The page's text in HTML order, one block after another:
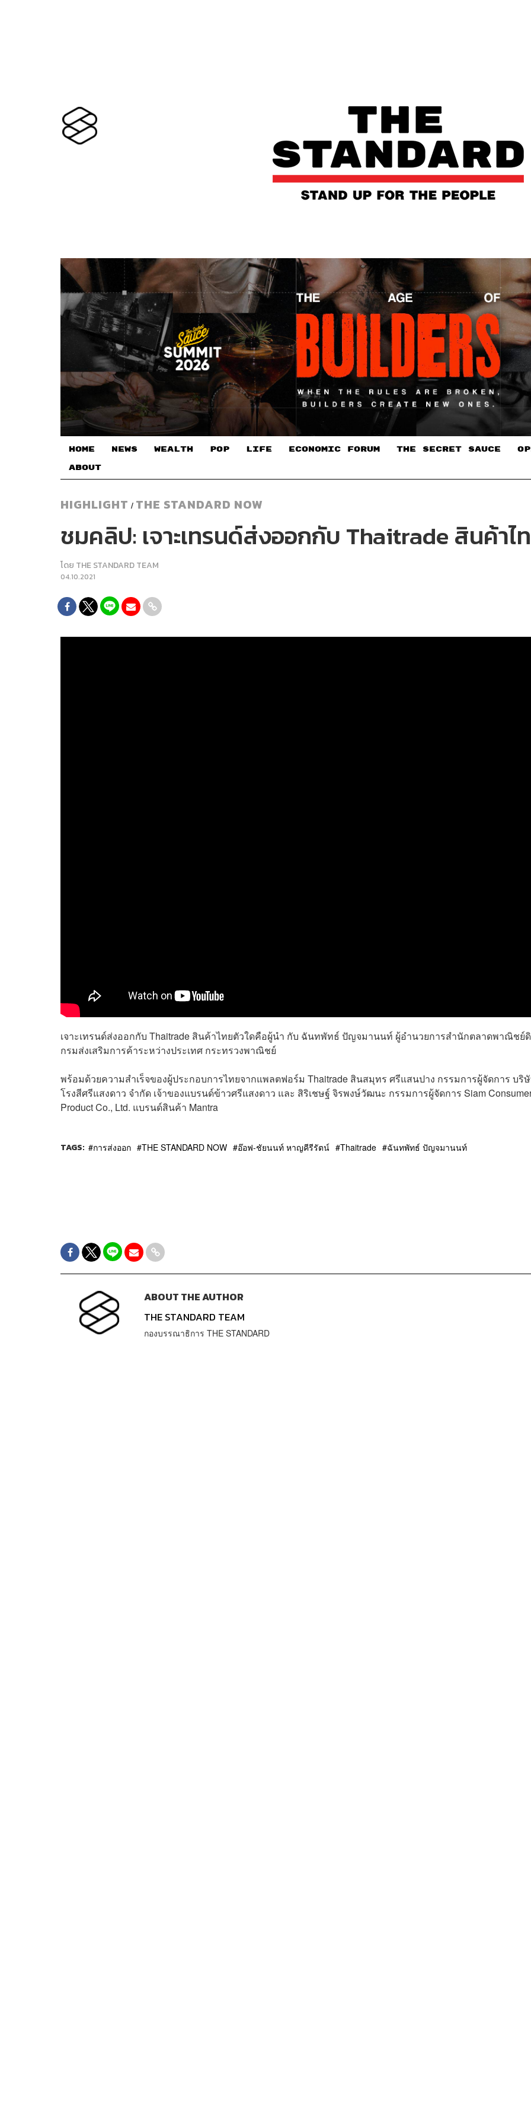
HOME NEWS WEALTH POP LIFE ECONOMIC FORUM THE SECRET SAUCE​
ABOUT
HIGHLIGHT / THE STANDARD NOW
ชมคลิป: เจาะเทรนด์ส่งออกกับ Thaitrade สินค้าไ
โดย THE STANDARD TEAM
04.10.2021
เจาะเทรนด์ส่งออกกับ Thaitrade สินค้าไทยตัวใดคือผู้นำ กับ ฉันทพัทธ์ ปัญจมานนท์ ผู้อำนวยการสำนักตลาดพาณิชย์
กรมส่งเสริมการค้าระหว่างประเทศ กระทรวงพาณิชย์
พร้อมด้วยความสำเร็จของผู้ประกอบการไทยจากแพลตฟอร์ม Thaitrade สินสมุทร ศรีแสนปาง กรรมการผู้จัดการ บริ
โรงสีศรีแสงดาว จำกัด เจ้าของแบรนด์ข้าวศรีแสงดาว และ สิริเชษฐ์ จิรพงษ์วัฒนะ กรรมการผู้จัดการ Siam
Product Co., Ltd. แบรนด์สินค้า Mantra
TAGS: การส่งออก THE STANDARD NOW อ๊อฟ-ชัยนนท์ หาญคีรีรัตน์ Thaitrade ฉันทพัทธ์ ปัญจมานนท์
ABOUT THE AUTHOR
THE STANDARD TEAM
กองบรรณาธิการ THE STANDARD